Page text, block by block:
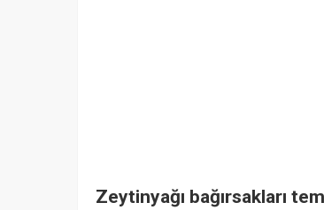
Zeytinyağı bağırsakları